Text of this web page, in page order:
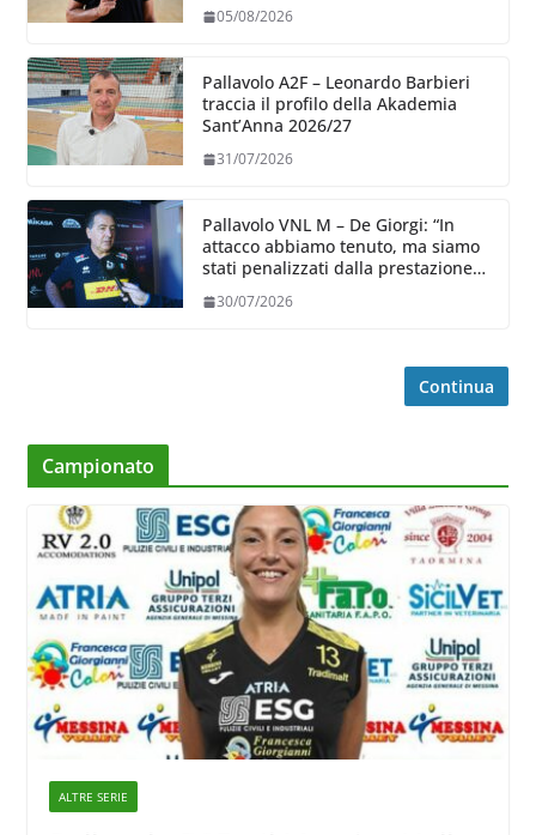
05/08/2026
Pallavolo A2F – Leonardo Barbieri
traccia il profilo della Akademia
Sant’Anna 2026/27
31/07/2026
Pallavolo VNL M – De Giorgi: “In
attacco abbiamo tenuto, ma siamo
stati penalizzati dalla prestazione
30/07/2026
Continua
Campionato
ALTRE SERIE